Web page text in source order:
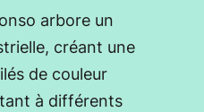
arbore un
créant une
de couleur
à différents